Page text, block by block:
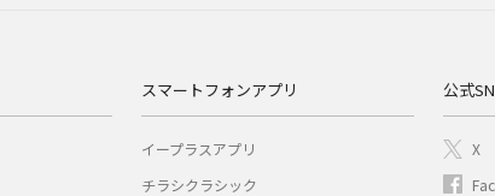
スマートフォンアプリ
イープラスアプリ
チラシクラシック
公式
X